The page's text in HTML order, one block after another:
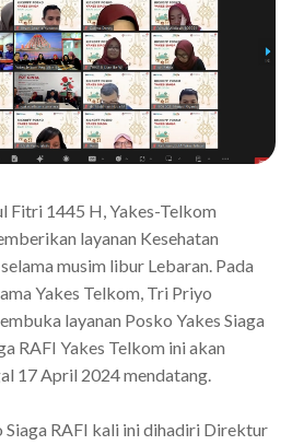
Fitri 1445 H, Yakes-Telkom
layanan Kesehatan
musim libur Lebaran. Pada
Yakes Telkom, Tri Priyo
layanan Posko Yakes Siaga
RAFI Yakes Telkom ini akan
17 April 2024 mendatang.
RAFI kali ini dihadiri Direktur